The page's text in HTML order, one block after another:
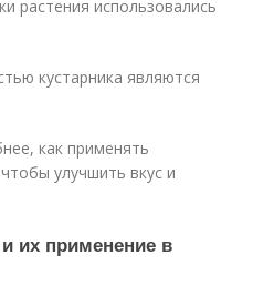
растения использовались
кустарника являются
как применять
улучшить вкус и
их применение в